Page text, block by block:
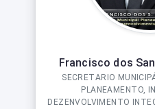
Francisco dos
SECRETARIO
PLANEAMENTO,
DEZENVOLVIMENTO